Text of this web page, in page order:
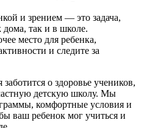
и зрением — это задача,
дома, так и в школе.
место для ребенка,
и следите за
о здоровье учеников,
детскую школу. Мы
комфортные условия и
ваш ребенок мог учиться и